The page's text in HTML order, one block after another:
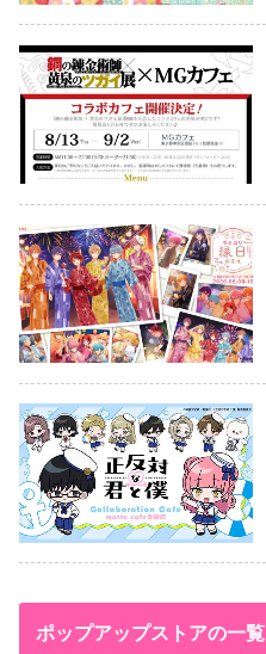
ポップアップストアの一覧